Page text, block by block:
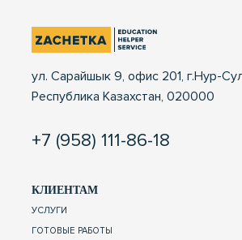
ул. Сарайшык 9, офис 201, г.Нур-
Республика Казахстан, 020000
+7 (958) 111-86-18
КЛИЕНТАМ
УСЛУГИ
ГОТОВЫЕ РАБОТЫ